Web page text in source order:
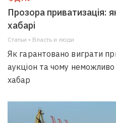
Прозора приватизація:
хабарі
Статьи • Власть и люди
Як гарантовано виграти
аукціон та чому
хабар